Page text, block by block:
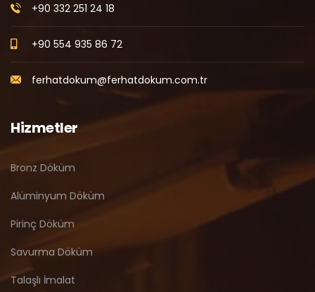
+90 332 251 24 18
+90 554 935 86 72
ferhatdokum@ferhatdokum.com.tr
Hizmetler
Bronz Döküm
Alüminyum Döküm
Pirinç Döküm
Savurma Döküm
Talaşlı İmalat